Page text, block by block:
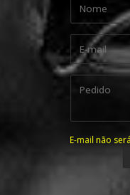
E-mail não